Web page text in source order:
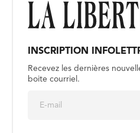
INSCRIPTION
Recevez les dernières
boite courriel.